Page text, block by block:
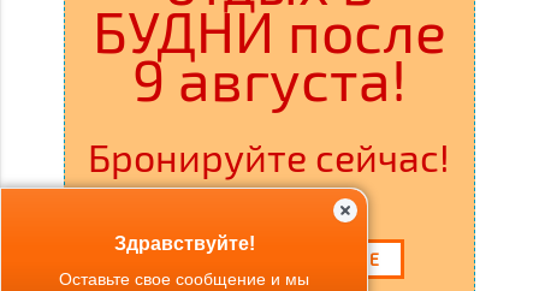
БУДНИ после
9 августа!
Бронируйте сейчас!
ВЫБОР ДОМИКОВ
ЗАЯВКА НА БРОНИРОВАНИЕ
Здравствуйте!
Оставьте свое сообщение и мы